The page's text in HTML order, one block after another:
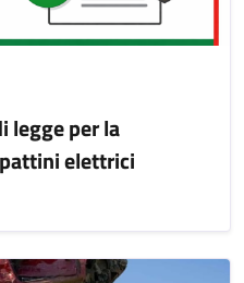
legge per la
elettrici